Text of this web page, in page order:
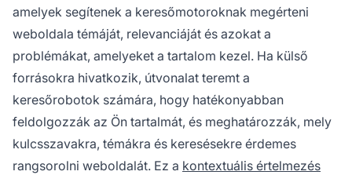
amelyek segítenek a keresőmotoroknak megérteni
weboldala témáját, relevanciáját és azokat a
problémákat, amelyeket a tartalom kezel. Ha külső
forrásokra hivatkozik, útvonalat teremt a
keresőrobotok számára, hogy hatékonyabban
feldolgozzák az Ön tartalmát, és meghatározzák, mely
kulcsszavakra, témákra és keresésekre érdemes
rangsorolni weboldalát. Ez a kontextuális értelmezés